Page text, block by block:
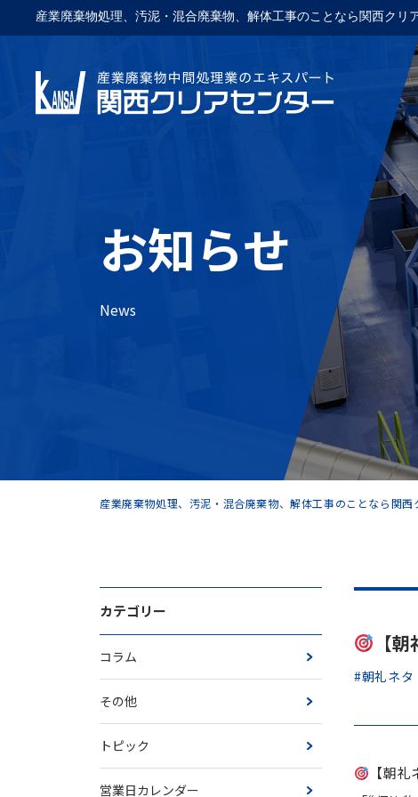
産業廃棄物処理、汚泥・混合廃棄物、解体工事のことなら関西クリ
お知らせ
News
産業廃棄物処理、汚泥・混合廃棄物、解体工事のことなら関西
カテゴリー
コラム
その他
トピック
営業日カレンダー
【
#朝礼ネタ
【朝